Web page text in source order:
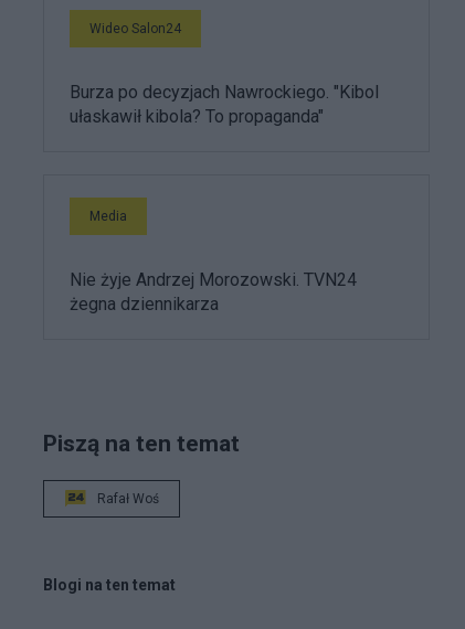
Wideo Salon24
Burza po decyzjach Nawrockiego. "Kibol
ułaskawił kibola? To propaganda"
Media
Nie żyje Andrzej Morozowski. TVN24
żegna dziennikarza
Piszą na ten temat
Rafał Woś
Blogi na ten temat